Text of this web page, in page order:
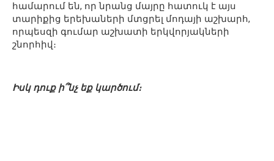
համարում են, որ նրանց մայրը հատուկ է այս
տարիքից երեխաների մտցրել մոդայի աշխարհ,
որպեսզի գումար աշխատի երկվորյակների
շնորհիվ։
Իսկ դուք ի՞նչ եք կարծում։